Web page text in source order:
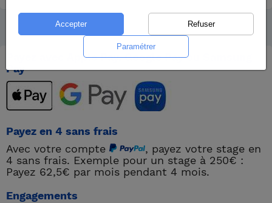
Payez avec Apple Pay, Google Pay ou Samsung
Pay
Payez en 4 sans frais
Avec votre compte
, payez votre stage en
4 sans frais. Exemple pour un stage à 250€ :
Payez 62,5€ par mois pendant 4 mois.
Engagements